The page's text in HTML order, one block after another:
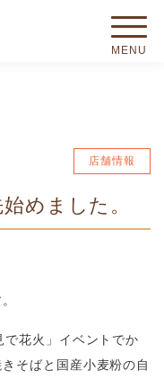
店舗情報
めました。
。
花火」イベントでか
そばと国産小麦粉の自